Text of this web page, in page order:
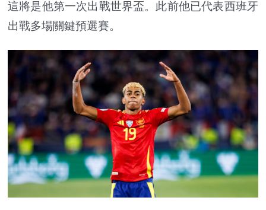
這將是他第一次出戰世界盃。此前他已代表西班牙
出戰多場關鍵預選賽。